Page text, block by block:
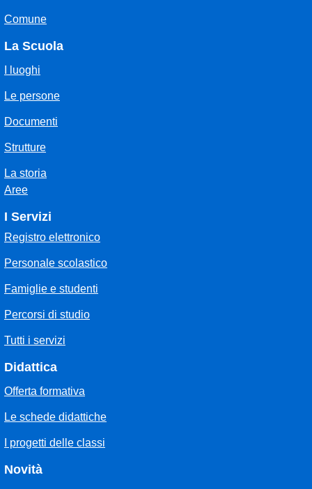
Comune
La Scuola
I luoghi
Le persone
Documenti
Strutture
La storia
Aree
I Servizi
Registro elettronico
Personale scolastico
Famiglie e studenti
Percorsi di studio
Tutti i servizi
Didattica
Offerta formativa
Le schede didattiche
I progetti delle classi
Novità